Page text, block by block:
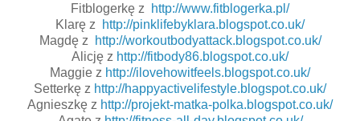
Fitblogerkę z
http://www.fitblogerka.pl/
Klarę z
http://pinklifebyklara.blogspot.co.uk/
Magdę z
http://workoutbodyattack.blogspot.co.uk/
Alicję z http://fitbody86.blogspot.co.uk/
Maggie z http://ilovehowitfeels.blogspot.co.uk/
Setterkę z http://happyactivelifestyle.blogspot.co.uk/
Agnieszkę z http://projekt-matka-polka.blogspot.co.uk/